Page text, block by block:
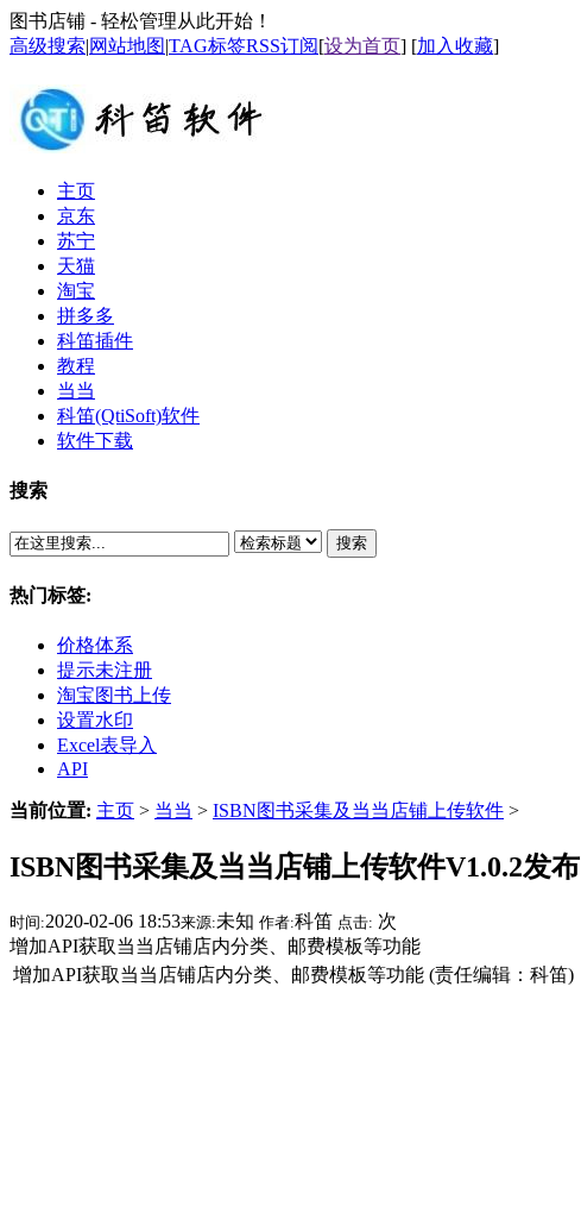
图书店铺 - 轻松管理从此开始！
高级搜索|网站地图|TAG标签RSS订阅[设为首页] [加入收藏]
主页
京东
苏宁
天猫
淘宝
拼多多
科笛插件
教程
当当
科笛(QtiSoft)软件
软件下载
搜索
搜索
热门标签:
价格体系
提示未注册
淘宝图书上传
设置水印
Excel表导入
API
当前位置: 主页 > 当当 > ISBN图书采集及当当店铺上传软件 >
ISBN图书采集及当当店铺上传软件V1.0.2发布
时间:2020-02-06 18:53来源:未知 作者:科笛 点击: 次
增加API获取当当店铺店内分类、邮费模板等功能
增加API获取当当店铺店内分类、邮费模板等功能 (责任编辑：科笛)